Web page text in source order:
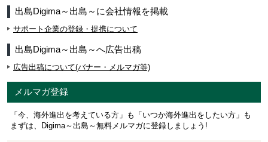
出島Digima～出島～に会社情報を掲載
サポート企業の登録・提携について
出島Digima～出島～へ広告出稿
広告出稿について(バナー・メルマガ等)
メルマガ登録
「今、海外進出を考えている方」も「いつか海外進出をしたい方」も
まずは、Digima～出島～無料メルマガに登録しましょう!